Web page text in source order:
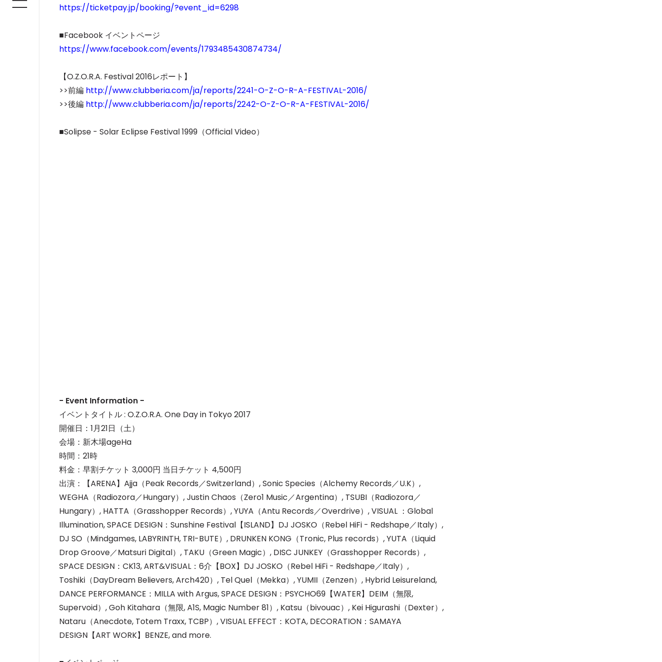
https://ticketpay.jp/booking/?event_id=6298
■Facebook イベントページ
https://www.facebook.com/events/1793485430874734/
【O.Z.O.R.A. Festival 2016レポート】
>>前編 http://www.clubberia.com/ja/reports/2241-O-Z-O-R-A-FESTIVAL-2016/
>>後編 http://www.clubberia.com/ja/reports/2242-O-Z-O-R-A-FESTIVAL-2016/
■Solipse - Solar Eclipse Festival 1999（Official Video）
- Event Information -
イベントタイトル : O.Z.O.R.A. One Day in Tokyo 2017
開催日：1月21日（土）
会場：新木場ageHa
時間：21時
料金：早割チケット 3,000円 当日チケット 4,500円
出演：【ARENA】Ajja（Peak Records／Switzerland）, Sonic Species（Alchemy Records／U.K）,
WEGHA（Radiozora／Hungary）, Justin Chaos（Zero1 Music／Argentina）, TSUBI（Radiozora／
Hungary）, HATTA（Grasshopper Records）, YUYA（Antu Records／Overdrive）, VISUAL ：Global
Illumination, SPACE DESIGN：Sunshine Festival【ISLAND】DJ JOSKO（Rebel HiFi - Redshape／Italy）,
DJ SO（Mindgames, LABYRINTH, TRI-BUTE）, DRUNKEN KONG（Tronic, Plus records）, YUTA（Liquid
Drop Groove／Matsuri Digital）, TAKU（Green Magic）, DISC JUNKEY（Grasshopper Records）,
SPACE DESIGN：CK13, ART&VISUAL：6介【BOX】DJ JOSKO（Rebel HiFi - Redshape／Italy）,
Toshiki（DayDream Believers, Arch420）, Tel Quel（Mekka）, YUMII（Zenzen）, Hybrid Leisureland,
DANCE PERFORMANCE：MILLA with Argus, SPACE DESIGN：PSYCHO69【WATER】DEIM（無限,
Supervoid）, Goh Kitahara（無限, A1S, Magic Number 81）, Katsu（bivouac）, Kei Higurashi（Dexter）,
Nataru（Anecdote, Totem Traxx, TCBP）, VISUAL EFFECT：KOTA, DECORATION：SAMAYA
DESIGN【ART WORK】BENZE, and more.